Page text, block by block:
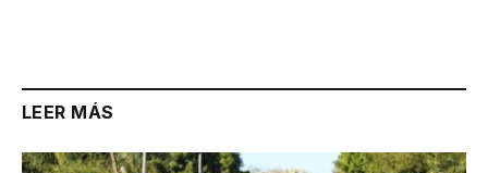
LEER MÁS